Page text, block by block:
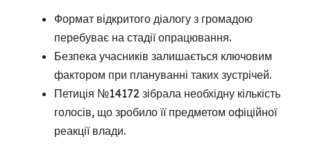
Формат відкритого діалогу з громадою
перебуває на стадії опрацювання.
Безпека учасників залишається ключовим
фактором при плануванні таких зустрічей.
Петиція №14172 зібрала необхідну кількість
голосів, що зробило її предметом офіційної
реакції влади.